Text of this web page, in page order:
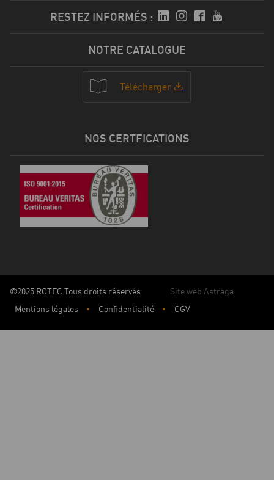
RESTEZ INFORMÉS :
NOTRE CATALOGUE
Télécharger
NOS CERTFICATIONS
©2025 ROTEC Tous droits réservés
Site web Astraga
Mentions légales
Confidentialité CGV